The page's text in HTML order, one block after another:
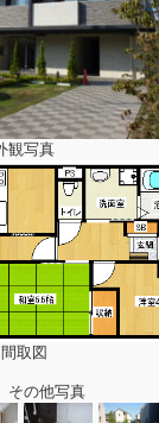
観写真
間取図
その他写真